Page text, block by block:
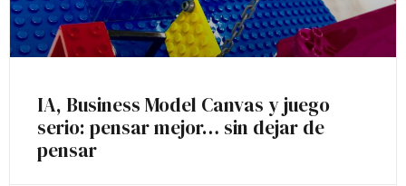
IA, Business Model Canvas y juego
serio: pensar mejor… sin dejar de
pensar